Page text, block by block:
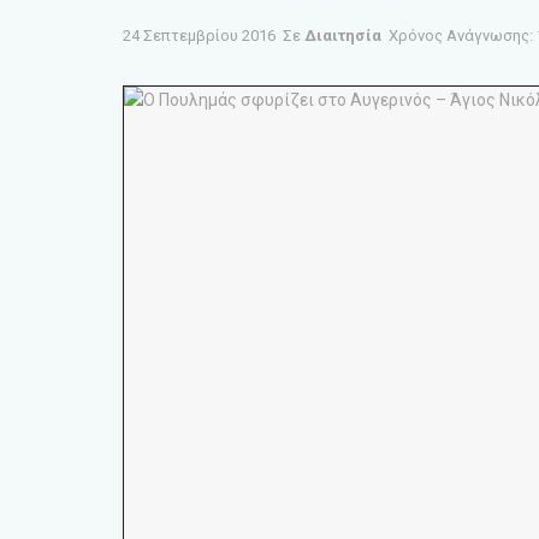
24 Σεπτεμβρίου 2016 Σε Διαιτησία Χρόνος Ανάγνωσης: